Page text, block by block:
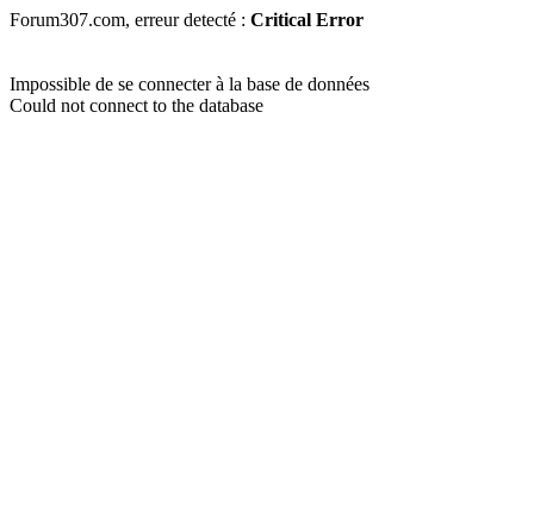
Forum307.com, erreur detecté : Critical Error
Impossible de se connecter à la base de données
Could not connect to the database